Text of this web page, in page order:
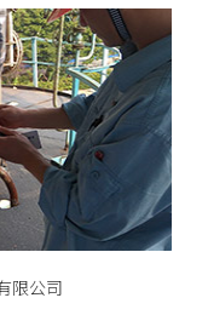
限公司